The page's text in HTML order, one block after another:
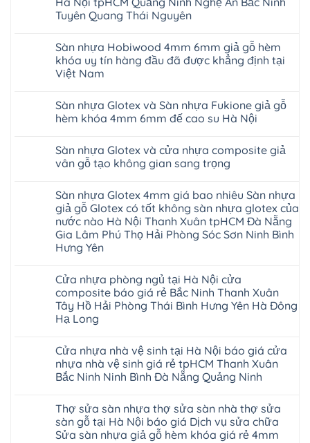
AI
dày
12mm
to
tại
Hà
Nội
Thanh
Trì
Bắc
Ninh
Tây
Hưng
Bình
Dương
Huế
Cần
Thơ
Đà
Nẵng
Hoài
Đức
Ninh
Giang
Hải
Phòng
Đan
Phượng
Gia
Lộc
Quảng
Miện
Nghệ
An
Thanh
hobiwood
kosmos
mikado
4mm
6mm
báo
giá
sàn
nhựa
bao
tại
tphcm
Bình
Nẵng
Khánh
Hòa
Hải
Phòng
Lâm
Đồng
Nghệ
An
Quảng
Ninh
Phú
Thọ
Tuyên
Quang
nhựa
Hobiwood
giả
khóa
4mm
6mm
đế
có
hèm
khóa
chống
cong
vênh
Gia
Lâm
Thanh
Xuân
Hà
Nội
Hoài
Đức
Liêm
Đan
Phượng
Hưng
Yên
Ninh
Bình
Phòng
ở
Sàn
nhựa
và
Sàn
nhựa
Charm
wood
hèm
khóa
có
rộng
lớn
nhiều
quan
tâm
Tuyên Quang Thái Nguyên
bình
luận
ở
Giá
Hobiwood
4mm
6mm
su
Hà
Nội
Ninh
Nghệ
An
Bắc
Ninh
Tuyên
Quang
Thái
Sàn nhựa Hobiwood 4mm 6mm giả gỗ hèm
khóa uy tín hàng đầu đã được khẳng định tại
Việt Nam
bình
luận
ở
Hobiwood
4mm
6mm
hèm
khóa
uy
tín
hàng
đầu
đã
định
tại
Việt
Nam
Sàn nhựa Glotex và Sàn nhựa Fukione giả gỗ
hèm khóa 4mm 6mm đế cao su Hà Nội
bình
luận
ở
Glotex
và
Sàn
nhựa
Fukione
giả
gỗ
4mm
6mm
đế
cao
su
Hà
Sàn nhựa Glotex và cửa nhựa composite giả
vân gỗ tạo không gian sang trọng
bình
luận
ở
Sàn
nhựa
Glotex
và
composite
giả
vân
gỗ
tạo
không
trọng
Sàn nhựa Glotex 4mm giá bao nhiêu Sàn nhựa
giả gỗ Glotex có tốt không sàn nhựa glotex của
nước nào Hà Nội Thanh Xuân tpHCM Đà Nẵng
Gia Lâm Phú Thọ Hải Phòng Sóc Sơn Ninh Bình
Hưng Yên
bình
luận
ở
Sàn
nhựa
Glotex
bao
nhiêu
Sàn
nhựa
Glotex
có
tốt
không
Cửa nhựa phòng ngủ tại Hà Nội cửa
composite báo giá rẻ Bắc Ninh Thanh Xuân
Tây Hồ Hải Phòng Thái Bình Hưng Yên Hà Đông
Hạ Long
bình
luận
ở
Cửa
ngủ
tại
Hà
Nội
cửa
Cửa nhựa nhà vệ sinh tại Hà Nội báo giá cửa
nhựa nhà vệ sinh giá rẻ tpHCM Thanh Xuân
Bắc Ninh Ninh Bình Đà Nẵng Quảng Ninh
bình
luận
ở
Cửa
Thợ sửa sàn nhựa thợ sửa sàn nhà thợ sửa
sàn gỗ tại Hà Nội báo giá Dịch vụ sửa chữa
Sửa sàn nhựa giả gỗ hèm khóa giá rẻ 4mm